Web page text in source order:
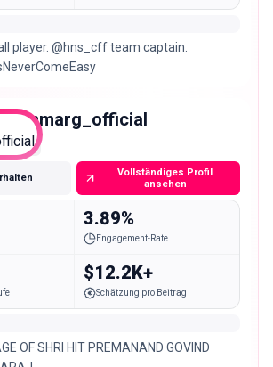
player. @hns_cff team captain.
Mega
Vollständiges Profil
ansehen
3.89%
Engagement-Rate
$12.2K+
Schätzung pro Beitrag
OF SHRI HIT PREMANAND GOVIND